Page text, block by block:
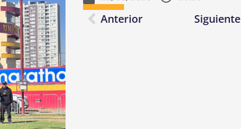
Anterior Siguiente